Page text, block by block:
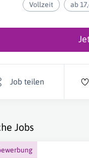
Vollzeit ab
Job teilen
Jobs